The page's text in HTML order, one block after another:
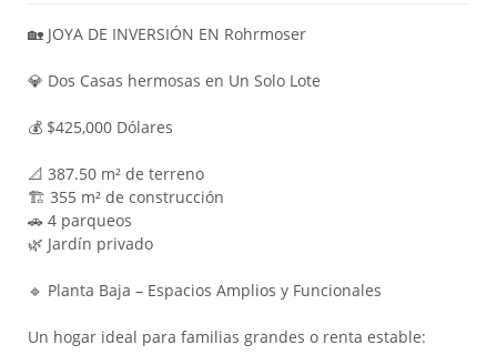
🏡 JOYA DE INVERSIÓN EN Rohrmoser
💎 Dos Casas hermosas en Un Solo Lote
💰 $425,000 Dólares
📐 387.50 m² de terreno
🏗 355 m² de construcción
🚗 4 parqueos
🌿 Jardín privado
🔹 Planta Baja – Espacios Amplios y Funcionales
Un hogar ideal para familias grandes o renta estable: